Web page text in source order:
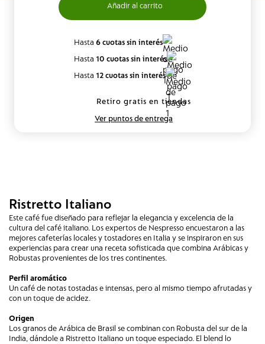
Hasta 6 cuotas sin interés
Hasta 10 cuotas sin interés
Hasta 12 cuotas sin interés
Retiro gratis en tiendas
Ver puntos de entrega
Ristretto Italiano
Este café fue diseñado para reflejar la elegancia y excelencia de la
cultura del café italiano. Los expertos de Nespresso encuestaron a las
mejores cafeterías locales y tostadores en Italia y se inspiraron en sus
experiencias para crear una receta sofisticada que combina Arábicas y
Robustas provenientes de los tres continentes.
Perfil aromático
Un café de notas tostadas e intensas, pero al mismo tiempo afrutadas y
con un toque de acidez.
Origen
Los granos de Arábica de Brasil se combinan con Robusta del sur de la
India, dándole a Ristretto Italiano un toque especiado. El blend lo